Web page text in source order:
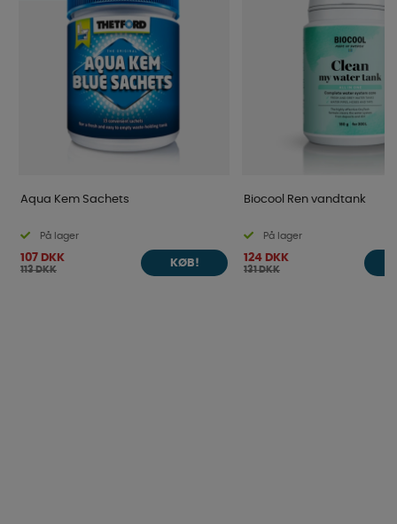
Aqua Kem Sachets
På lager
107 DKK
113 DKK
KØB!
Biocool Ren vandtank
På lager
124 DKK
131 DKK